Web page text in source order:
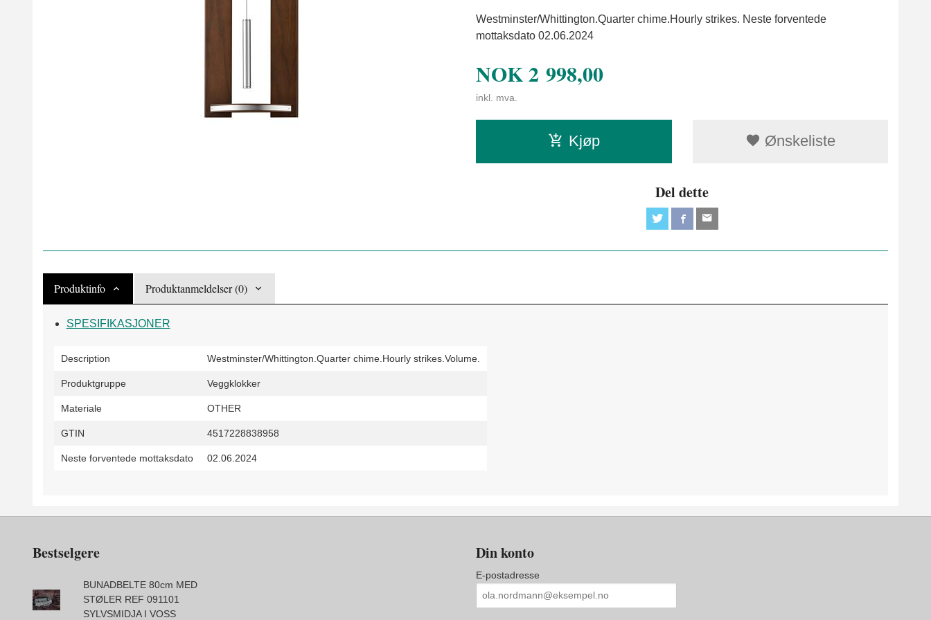
Westminster/Whittington.Quarter chime.Hourly strikes. Neste forventede
mottaksdato 02.06.2024
NOK2 998,00
inkl. mva.
Kjøp Ønskeliste
Del dette
Produktinfo Produktanmeldelser (0)
SPESIFIKASJONER
Description Westminster/Whittington.Quarter chime.Hourly strikes.Volume.
Produktgruppe Veggklokker
Materiale OTHER
GTIN 4517228838958
Neste forventede mottaksdato 02.06.2024
Bestselgere
BUNADBELTE 80cm MED
STØLER REF 091101
SYLVSMIDJA I VOSS
Din konto
E-postadresse